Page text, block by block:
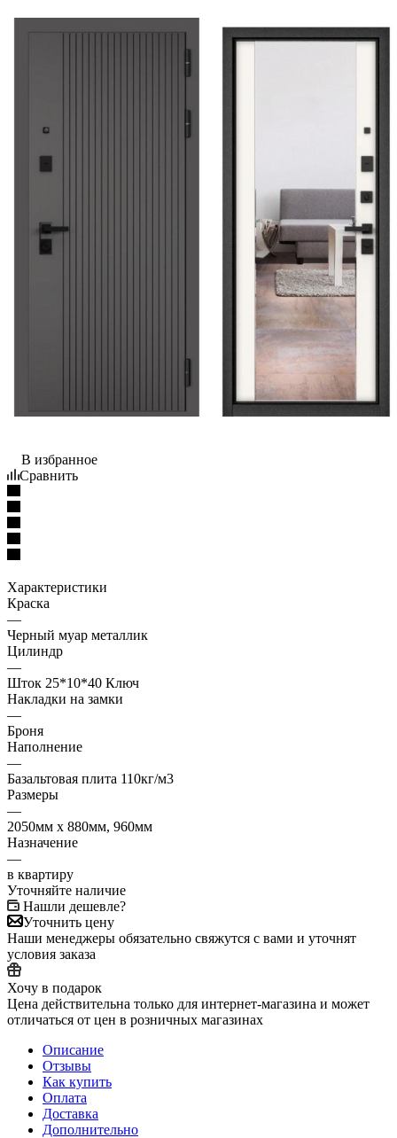
В избранное
Сравнить
Характеристики
Краска
—
Черный муар металлик
Цилиндр
—
Шток 25*10*40 Ключ
Накладки на замки
—
Броня
Наполнение
—
Базальтовая плита 110кг/м3
Размеры
—
2050мм х 880мм, 960мм
Назначение
—
в квартиру
Уточняйте наличие
Нашли дешевле?
Уточнить цену
Наши менеджеры обязательно свяжутся с вами и уточнят
условия заказа
Хочу в подарок
Цена действительна только для интернет-магазина и может
отличаться от цен в розничных магазинах
Описание
Отзывы
Как купить
Оплата
Доставка
Дополнительно